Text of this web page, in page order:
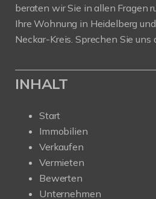
beraten wir Sie in allen Fragen
Ihre Wohnung in Heidelberg
Neckar-Kreis. Sprechen Sie uns
INHALT
Start
Immobilien
Verkaufen
Vermieten
Bewerten
Unternehmen